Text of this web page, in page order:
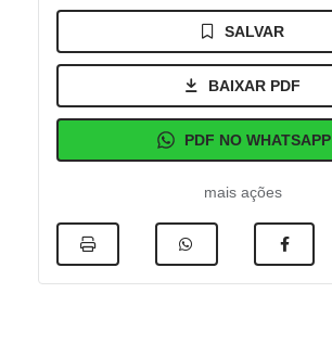
SALVAR
BAIXAR PDF
PDF NO WHATSAPP
mais ações